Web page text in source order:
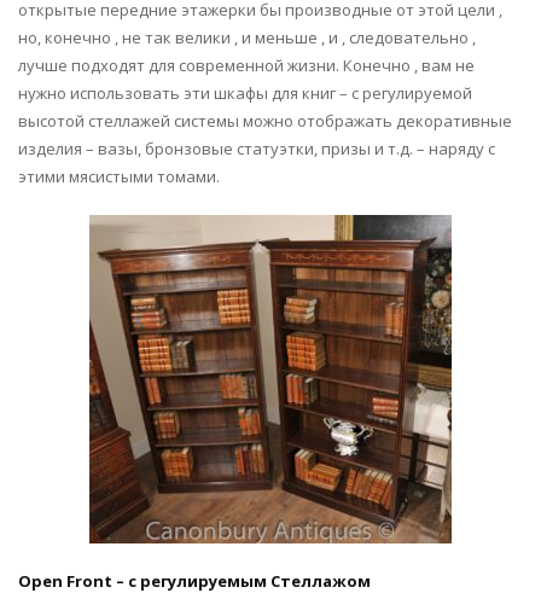
открытые передние этажерки бы производные от этой цели ,
но, конечно , не так велики , и меньше , и , следовательно ,
лучше подходят для современной жизни. Конечно , вам не
нужно использовать эти шкафы для книг – с регулируемой
высотой стеллажей системы можно отображать декоративные
изделия – вазы, бронзовые статуэтки, призы и т.д. – наряду с
этими мясистыми томами.
Open Front – с регулируемым Стеллажом